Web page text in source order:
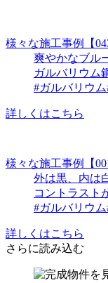
様々な施工事例
【
爽やかなブル
ガルバリウム
#ガルバリウム
詳しくはこちら
様々な施工事例
【
外は黒、内は
コントラスト
#ガルバリウム
詳しくはこちら
さらに読み込む